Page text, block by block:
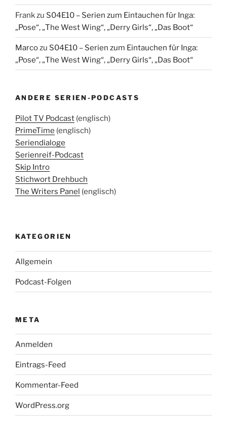
Frankzu S04E10 – Serien zum Eintauchen für Inga:
„Pose“, „The West Wing“, „Derry Girls“, „Das Boot“
Marcozu S04E10 – Serien zum Eintauchen für Inga:
„Pose“, „The West Wing“, „Derry Girls“, „Das Boot“
ANDERE SERIEN-PODCASTS
Pilot TV Podcast (englisch)
PrimeTime (englisch)
Seriendialoge
Serienreif-Podcast
Skip Intro
Stichwort Drehbuch
The Writers Panel (englisch)
KATEGORIEN
Allgemein
Podcast-Folgen
META
Anmelden
Eintrags-Feed
Kommentar-Feed
WordPress.org